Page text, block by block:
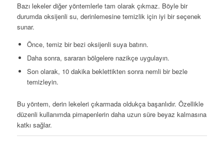
Bazı lekeler diğer yöntemlerle tam olarak çıkmaz. Böyle bir
durumda oksijenli su, derinlemesine temizlik için iyi bir seçenek
sunar.
Önce, temiz bir bezi oksijenli suya batırın.
Daha sonra, sararan bölgelere nazikçe uygulayın.
Son olarak, 10 dakika beklettikten sonra nemli bir bezle
temizleyin.
Bu yöntem, derin lekeleri çıkarmada oldukça başarılıdır. Özellikle
düzenli kullanımda pimapenlerin daha uzun süre beyaz kalmasına
katkı sağlar.